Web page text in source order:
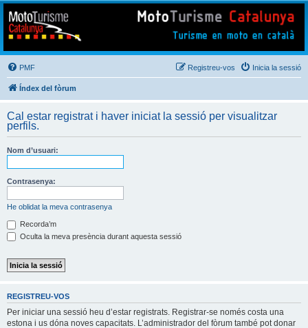
Mototurisme
Turisme en moto en català
PMF Inicia la sessió
Registreu-vos
Índex del fòrum
Cal estar registrat i haver iniciat la sessió per visualitzar
perfils.
Nom d’usuari:
Contrasenya:
He oblidat la meva contrasenya
Recorda’m
Oculta la meva presència durant aquesta sessió
REGISTREU-VOS
Per iniciar una sessió heu d’estar registrats. Registrar-se només costa una
estona i us dóna noves capacitats. L’administrador del fòrum també pot donar